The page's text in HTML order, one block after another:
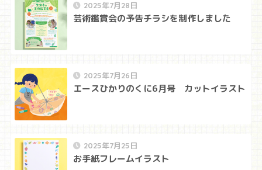
2025年7月28日
芸術鑑賞会の予告チラシを制作しました
2025年7月26日
エースひかりのくに6月号 カットイラスト
2025年7月25日
お手紙フレームイラスト